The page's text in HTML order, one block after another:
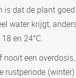
is dat de plant
water krijgt,
en 24°C.
een
rustperiode